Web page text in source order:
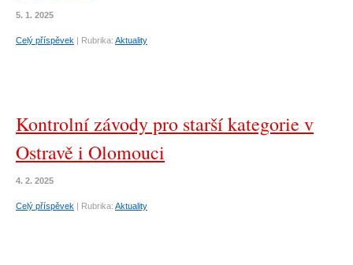
5. 1. 2025
Celý příspěvek | Rubrika: Aktuality
Kontrolní závody pro starší kategorie v
Ostravě i Olomouci
4. 2. 2025
Celý příspěvek | Rubrika: Aktuality